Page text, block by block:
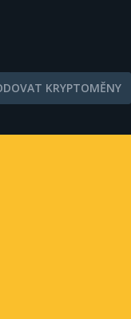
KRYPTOMĚNY